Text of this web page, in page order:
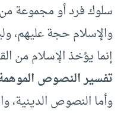
سلوك فرد أو مجموعة
والإسلام حجة عليهم،
إنما يؤخذ الإسلام من
تفسير النصوص
وأما النصوص الدينية،